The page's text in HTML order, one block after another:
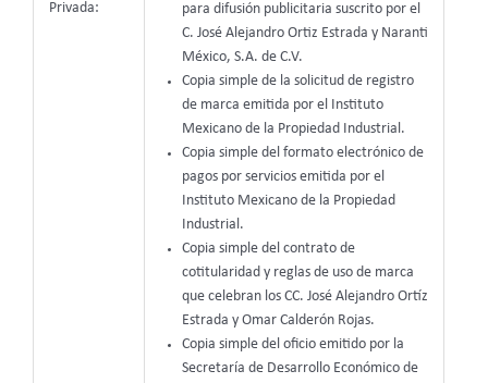
Privada:
para difusión publicitaria suscrito por el
C. José Alejandro Ortiz Estrada y Naranti
México, S.A. de C.V.
Copia simple de la solicitud de registro
de marca emitida por el Instituto
Mexicano de la Propiedad Industrial.
Copia simple del formato electrónico de
pagos por servicios emitida por el
Instituto Mexicano de la Propiedad
Industrial.
Copia simple del contrato de
cotitularidad y reglas de uso de marca
que celebran los CC. José Alejandro Ortíz
Estrada y Omar Calderón Rojas.
Copia simple del oficio emitido por la
Secretaría de Desarrollo Económico de